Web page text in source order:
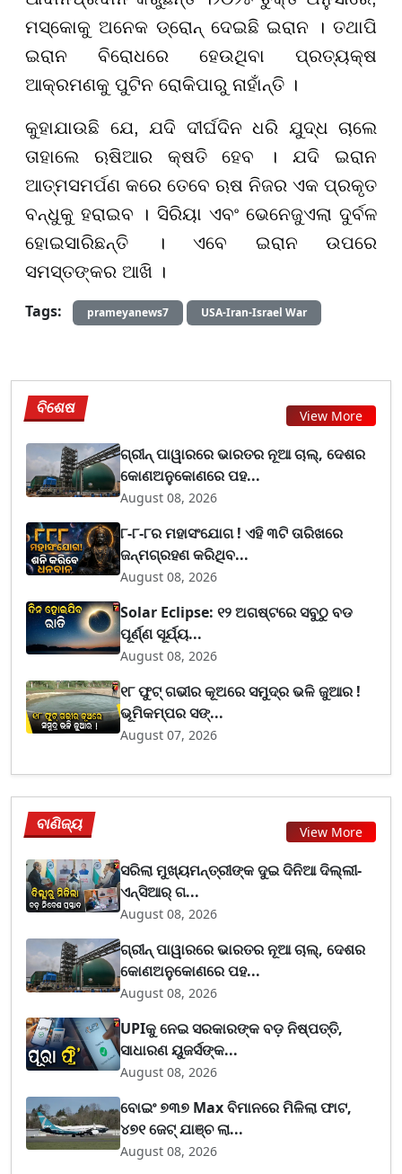
ମସ୍କୋକୁ ଅନେକ ଡ୍ରୋନ୍ ଦେଇଛି ଇରାନ । ତଥାପି
ଇରାନ ବିରୋଧରେ ହେଉଥିବା ପ୍ରତ୍ୟକ୍ଷ
ଆକ୍ରମଣକୁ ପୁଟିନ ରୋକିପାରୁ ନାହାଁନ୍ତି ।
କୁହାଯାଉଛି ଯେ, ଯଦି ଦୀର୍ଘଦିନ ଧରି ଯୁଦ୍ଧ ଚାଲେ
ତାହାଲେ ଋଷିଆର କ୍ଷତି ହେବ । ଯଦି ଇରାନ
ଆତ୍ମସମର୍ପଣ କରେ ତେବେ ଋଷ ନିଜର ଏକ ପ୍ରକୃତ
ବନ୍ଧୁକୁ ହରାଇବ । ସିରିୟା ଏବଂ ଭେନେଜୁଏଲା ଦୁର୍ବଳ
ହୋଇସାରିଛନ୍ତି । ଏବେ ଇରାନ ଉପରେ
ସମସ୍ତଙ୍କର ଆଖି ।
Tags:
prameyanews7 USA-Iran-Israel War
ବିଶେଷ View More
ଗ୍ରୀନ୍ ପାୱାରରେ ଭାରତର ନୂଆ ଚାଲ୍, ଦେଶର
କୋଣଅନୁକୋଣରେ ପହ...
August 08, 2026
୮-୮-୮ର ମହାସଂଯୋଗ ! ଏହି ୩ଟି ତାରିଖରେ
ଜନ୍ମଗ୍ରହଣ କରିଥିବ...
August 08, 2026
Solar Eclipse: ୧୨ ଅଗଷ୍ଟରେ ସବୁଠୁ ବଡ
ପୂର୍ଣ୍ଣ ସୂର୍ଯ୍ୟ...
August 08, 2026
୧୮ ଫୁଟ୍ ଗଭୀର କୂଅରେ ସମୁଦ୍ର ଭଳି ଜୁଆର !
ଭୂମିକମ୍ପର ସଙ୍...
August 07, 2026
ବାଣିଜ୍ୟ View More
ସରିଲା ମୁଖ୍ୟମନ୍ତ୍ରୀଙ୍କ ଦୁଇ ଦିନିଆ ଦିଲ୍ଲୀ-
ଏନ୍‌ସିଆର୍ ଗ...
August 08, 2026
ଗ୍ରୀନ୍ ପାୱାରରେ ଭାରତର ନୂଆ ଚାଲ୍, ଦେଶର
କୋଣଅନୁକୋଣରେ ପହ...
August 08, 2026
UPIକୁ ନେଇ ସରକାରଙ୍କ ବଡ଼ ନିଷ୍ପତ୍ତି,
ସାଧାରଣ ୟୁଜର୍ସଙ୍କ...
August 08, 2026
ବୋଇଂ ୭୩୭ Max ବିମାନରେ ମିଳିଲା ଫାଟ,
୪୭୧ ଜେଟ୍ ଯାଞ୍ଚ ଲା...
August 08, 2026